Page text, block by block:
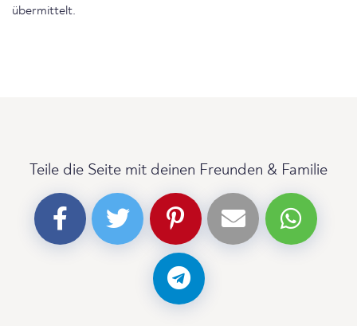
übermittelt.
Teile die Seite mit deinen Freunden & Familie